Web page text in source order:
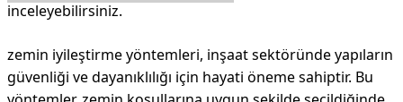
inceleyebilirsiniz.
zemin iyileştirme yöntemleri, inşaat sektöründe yapıların
güvenliği ve dayanıklılığı için hayati öneme sahiptir. Bu